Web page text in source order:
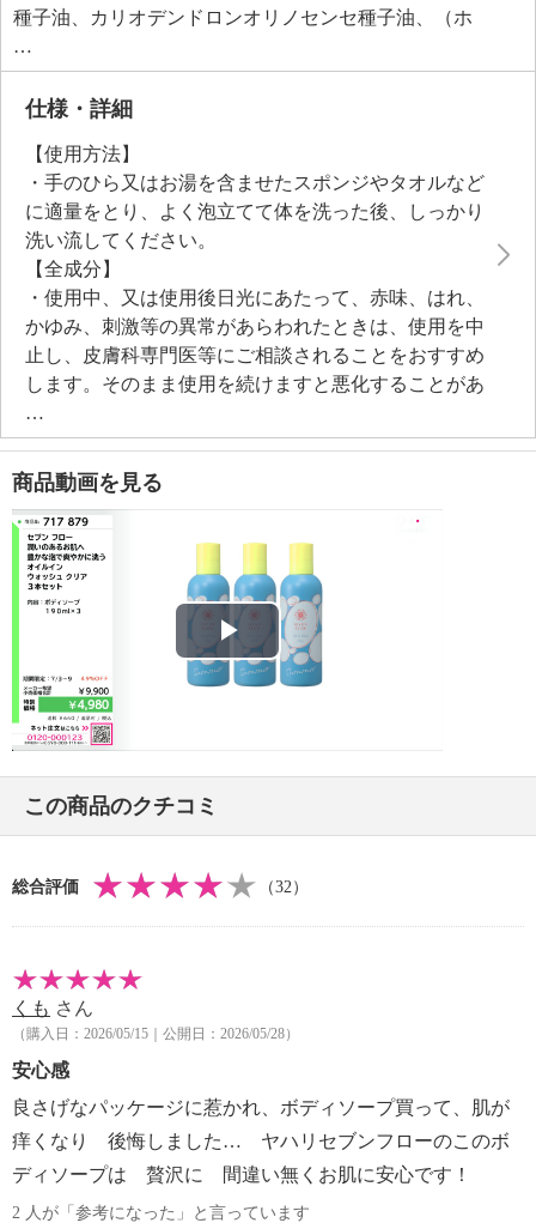
種子油、カリオデンドロンオリノセンセ種子油、（ホ
ホバ油／マカデミア種子油）エステルズ、スクワレ
ン、マカデミアナッツ脂肪酸フィトステリル、フィト
ステロールズ、トコフェロール、クランベアビシニカ
柔らげるフルーツ由来成分のサンザシエキス、ナツメ
果実エキス、リンゴ果実エキス、グレープフルーツ果
実エキス、オレンジ果汁、レモン果汁、ライム果汁や
発酵ローズハチミツ（グルコノバクター／ハチミツ発
酵液）を配合しています。
＜配合／無配合表示＞
合成香料不使用、ノンアルコール、タール系色素不使
用
仕様・詳細
【使用方法】
・手のひら又はお湯を含ませたスポンジやタオルなど
に適量をとり、よく泡立てて体を洗った後、しっかり
洗い流してください。
【全成分】
・使用中、又は使用後日光にあたって、赤味、はれ、
かゆみ、刺激等の異常があらわれたときは、使用を中
止し、皮膚科専門医等にご相談されることをおすすめ
します。そのまま使用を続けますと悪化することがあ
ります。
・乳幼児の手の届かないところに保管してください。
・極端に高温又は低温の場所、直射日光のあたる場所
には保管しないでください。
【使用上の注意事項】
・水、カリ石ケン素地、コカミドプロピルベタイン、
グリセリン、コカミドメチルＭＥＡ、グレープフルー
ツ果皮油、ペンテト酸５Ｎａ、ＢＧ、水酸化Ｋ、キハ
ダ樹皮エキス、グルタチオン、シラカバ樹液、ツボク
サ葉エキス、タンブリッサトリコフィラ葉エキス、乳
酸桿菌／セイヨウナシ果汁発酵液、グルコノバクター
／ハチミツ発酵液、フラガリアチロエンシス果汁、ネ
オペンタン酸イソステアリル、ベルノニアアペンジク
ペンチレングリコール、ブドウつるエキス、ライム果
ルリン酸２Ｎａ、フェノキシエタノール、オレンジ果
汁、ツボクサエキス、グルタミルアミドエチルイミダ
ゾール、マデカッソシド、レモン果汁、ロサアルバ花
プフルーツ果実エキス、リンゴ果実エキス、スギナエ
キス、サクシノイルアテロコラーゲン、ルイボスエキ
ス、ソルビン酸、コーン油、テトラヘキシルデカン酸
アスコルビル、メントール、マヨラナ葉油、オレンジ
油、クランベアビシニカ種子油、セイロンニッケイ葉
油、トリ（カプリル酸／カプリン酸）グリセリル、
（ホホバ油／マカデミア種子油）エステルズ、β−カロ
チン、スクワレン、リモニウムゲルベリエキス、マカ
デミアナッツ脂肪酸フィトステリル、トコフェロー
商品動画を見る
Play
この商品のクチコミ
総合評価 （32）
くも さん
（購入日：2026/05/15｜公開日：2026/05/28）
安心感
良さげなパッケージに惹かれ、ボディソープ買って、肌が
痒くなり 後悔しました… ヤハリセブンフローのこのボ
ディソープは 贅沢に 間違い無くお肌に安心です！
2 人が「参考になった」と言っています